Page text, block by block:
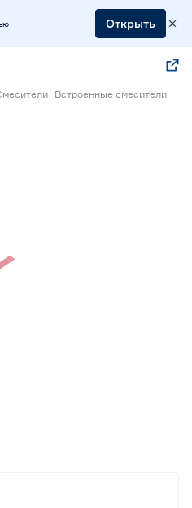
Открыть
Встроенные смесители